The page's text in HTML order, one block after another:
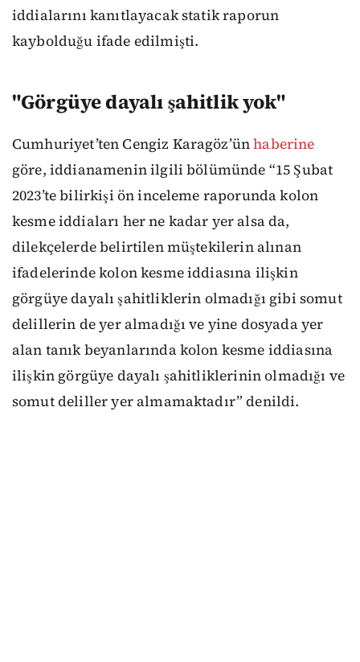
iddialarını kanıtlayacak statik raporun
kaybolduğu ifade edilmişti.
"Görgüye dayalı şahitlik yok"
Cumhuriyet’ten Cengiz Karagöz’ünhaberine
göre, iddianamenin ilgili bölümünde “15 Şubat
2023’te bilirkişi ön inceleme raporunda kolon
kesme iddiaları her ne kadar yer alsa da,
dilekçelerde belirtilen müştekilerin alınan
ifadelerinde kolon kesme iddiasına ilişkin
görgüye dayalı şahitliklerin olmadığı gibi somut
delillerin de yer almadığı ve yine dosyada yer
alan tanık beyanlarında kolon kesme iddiasına
ilişkin görgüye dayalı şahitliklerinin olmadığı ve
somut deliller yer almamaktadır” denildi.